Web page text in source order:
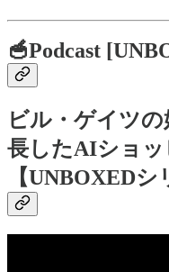
🥣Podcast
ビル・ゲイツ
長したAIショッ
【UNBOXEDシ